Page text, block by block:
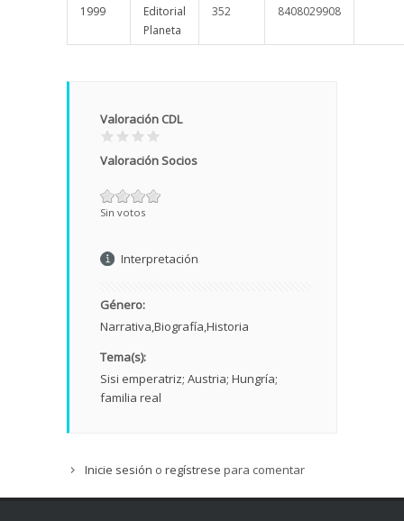
1999
Editorial
Planeta
352 8408029908
Valoración CDL
Valoración Socios
Sin votos
Interpretación
Género:
Narrativa Biografía Historia
Tema(s):
Sisi emperatriz; Austria; Hungría;
familia real
Inicie sesión o regístrese para comentar